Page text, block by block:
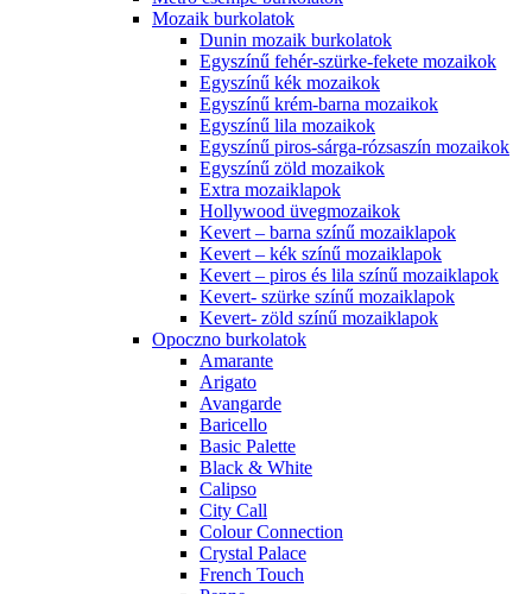
Mozaik burkolatok
Dunin mozaik burkolatok
Egyszínű fehér-szürke-fekete mozaikok
Egyszínű kék mozaikok
Egyszínű krém-barna mozaikok
Egyszínű lila mozaikok
Egyszínű piros-sárga-rózsaszín mozaikok
Egyszínű zöld mozaikok
Extra mozaiklapok
Hollywood üvegmozaikok
Kevert – barna színű mozaiklapok
Kevert – kék színű mozaiklapok
Kevert – piros és lila színű mozaiklapok
Kevert- szürke színű mozaiklapok
Kevert- zöld színű mozaiklapok
Opoczno burkolatok
Amarante
Arigato
Avangarde
Baricello
Basic Palette
Black & White
Calipso
City Call
Colour Connection
Crystal Palace
French Touch